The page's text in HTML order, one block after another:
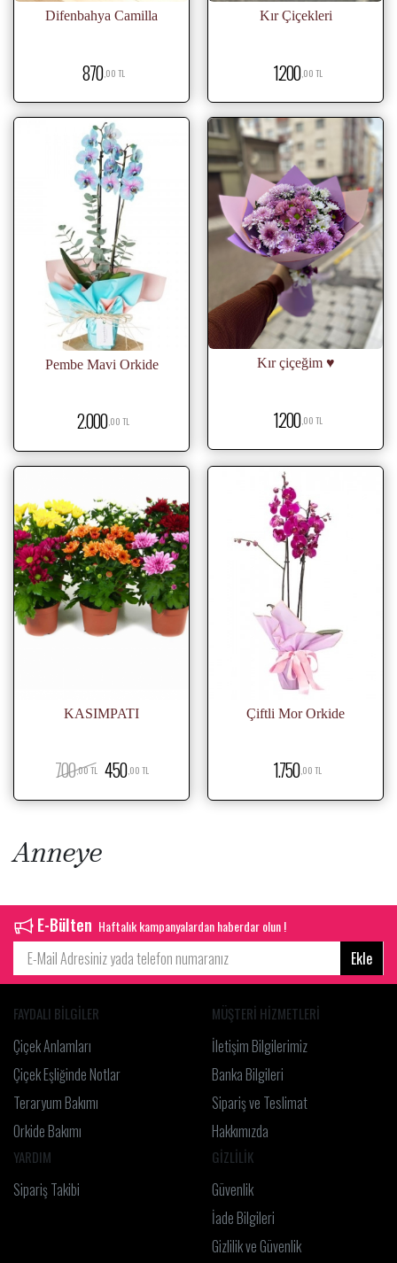
Difenbahya Camilla
870 ,00 TL
Kır Çiçekleri
1.200,00 TL
Pembe Mavi Orkide
2.000 ,00 TL
Kır çiçeğim ♥
1.200,00 TL
KASIMPATI
700,00 TL 450,00 TL
Çiftli Mor Orkide
1.750 ,00 TL
Anneye
E-Bülten Haftalık kampanyalardan haberdar olun !
Ekle
FAYDALI BİLGİLER
Çiçek Anlamları
Çiçek Eşliğinde Notlar
Teraryum Bakımı
Orkide Bakımı
MÜŞTERİ HİZMETLERİ
İletişim Bilgilerimiz
Banka Bilgileri
Sipariş ve Teslimat
Hakkımızda
YARDIM
Sipariş Takibi
GİZLİLİK
Güvenlik
İade Bilgileri
Gizlilik ve Güvenlik